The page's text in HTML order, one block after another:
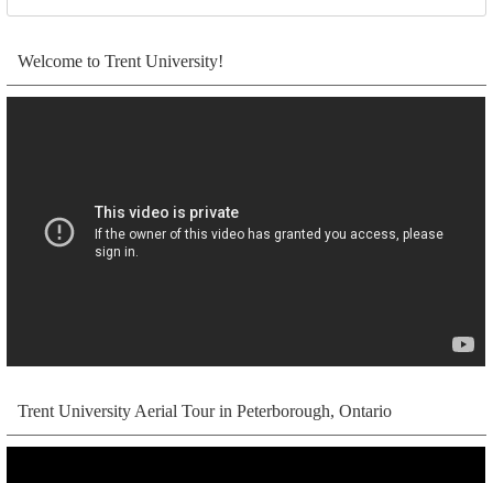
Welcome to Trent University!
Trent University Aerial Tour in Peterborough, Ontario